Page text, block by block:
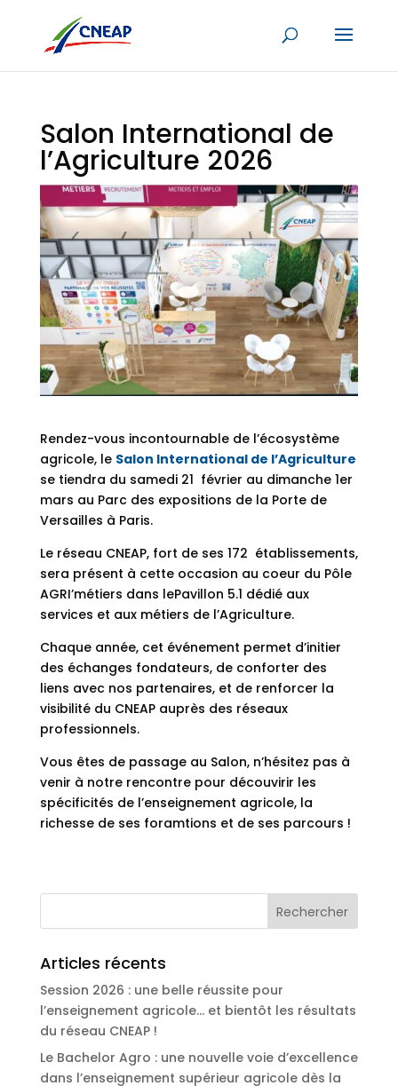
Salon International de
l’Agriculture 2026
Rendez-vous incontournable de l’écosystème
agricole, le Salon International de l’Agriculture
se tiendra du samedi 21 février au dimanche 1er
mars au Parc des expositions de la Porte de
Versailles à Paris.
Le réseau CNEAP, fort de ses 172 établissements,
sera présent à cette occasion au coeur du Pôle
AGRI’métiers dans lePavillon 5.1 dédié aux
services et aux métiers de l’Agriculture.
Chaque année, cet événement permet d’initier
des échanges fondateurs, de conforter des
liens avec nos partenaires, et de renforcer la
visibilité du CNEAP auprès des réseaux
professionnels.
Vous êtes de passage au Salon, n’hésitez pas à
venir à notre rencontre pour découvirir les
spécificités de l’enseignement agricole, la
richesse de ses foramtions et de ses parcours !
Articles récents
Session 2026 : une belle réussite pour
l’enseignement agricole… et bientôt les résultats
du réseau CNEAP !
Le Bachelor Agro : une nouvelle voie d’excellence
dans l’enseignement supérieur agricole dès la